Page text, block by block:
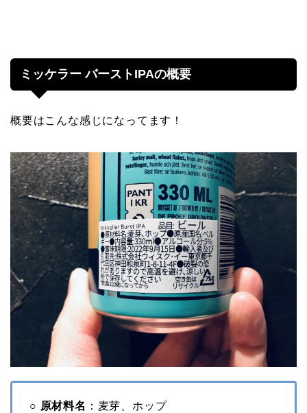
ミッケラー バーストIPAの概要
概要はこんな感じになってます！
○ 原材料名 ：麦芽、ホップ